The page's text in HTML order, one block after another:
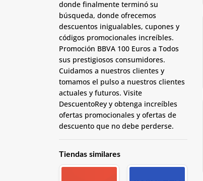
donde finalmente terminó su
búsqueda, donde ofrecemos
descuentos inigualables, cupones y
códigos promocionales increíbles.
Promoción BBVA 100 Euros a Todos
sus prestigiosos consumidores.
Cuidamos a nuestros clientes y
tomamos el pulso a nuestros clientes
actuales y futuros. Visite
DescuentoRey y obtenga increíbles
ofertas promocionales y ofertas de
descuento que no debe perderse.
Tiendas similares